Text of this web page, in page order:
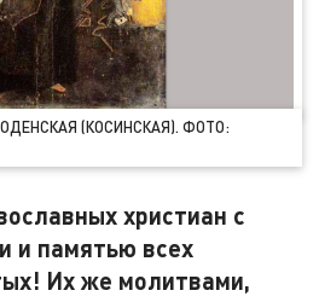
(КОСИНСКАЯ). ФОТО:
христиан с
и памятью всех
Их же молитвами,